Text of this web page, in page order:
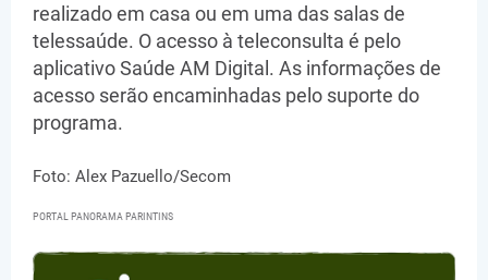
realizado em casa ou em uma das salas de
telessaúde. O acesso à teleconsulta é pelo
aplicativo Saúde AM Digital. As informações de
acesso serão encaminhadas pelo suporte do
programa.
Foto: Alex Pazuello/Secom
PORTAL PANORAMA PARINTINS